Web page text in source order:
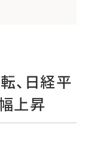
、日経平
上昇